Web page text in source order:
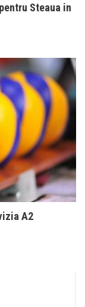
Steaua in
A2